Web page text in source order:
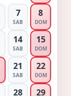
7
SAB
8
DOM
14
SAB
15
DOM
21
SAB
22
DOM
28 29